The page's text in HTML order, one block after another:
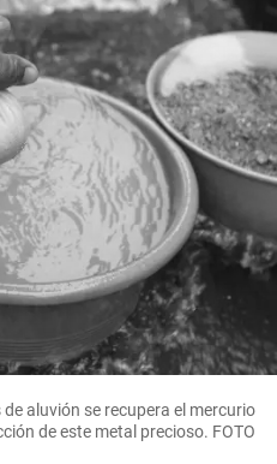
aluvión se recupera el mercurio
de este metal precioso. FOTO